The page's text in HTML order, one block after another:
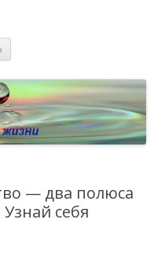
Барымовой
Услуги.
— два полюса
себя